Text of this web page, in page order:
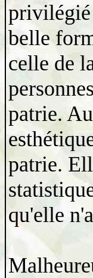
privilégié
belle
celle de
patrie.
patrie.
qu'elle